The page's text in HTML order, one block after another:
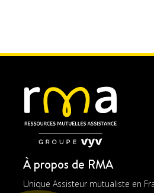
À propos de RMA
Unique Assisteur mutualiste en